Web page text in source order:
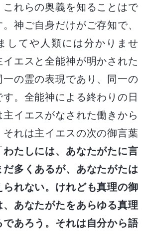
れらの奥義を知ることはで
神ご自身だけがご存知で、
してや人類には分かりませ
エスと全能神が明かされた
の霊の表現であり、同一の
。全能神による終わりの日
イエスがなされた働きから
れは主イエスの次の御言葉
わたしには、あなたがたに言
だ多くあるが、あなたがたは
れない。けれども真理の御
あなたがたをあらゆる真理
であろう。それは自分から語